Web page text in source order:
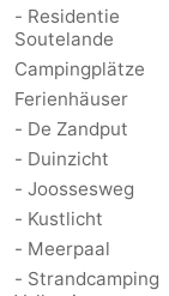
- Residentie
Soutelande
Campingplätze
Ferienhäuser
- De Zandput
- Duinzicht
- Joossesweg
- Kustlicht
- Meerpaal
- Strandcamping